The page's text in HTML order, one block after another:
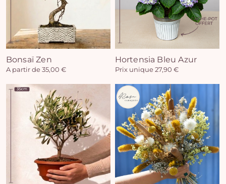
Bonsaï Zen
A partir de 35,00 €
Hortensia Bleu Azur
Prix unique 27,90 €